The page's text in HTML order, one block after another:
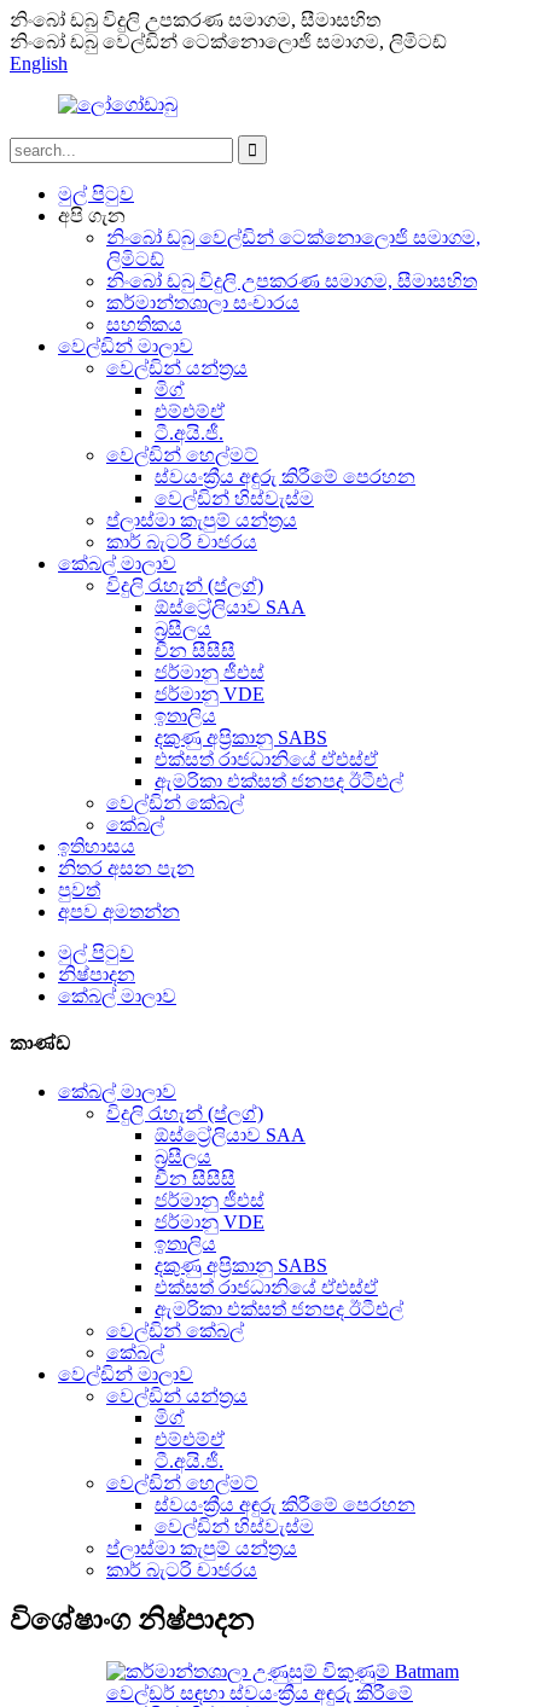
නිංබෝ ඩබු විදුලි උපකරණ සමාගම, සීමාසහිත
නිංබෝ ඩබු වෙල්ඩින් ටෙක්නොලොජි සමාගම, ලිමිටඩ්
English
මුල් පිටුව
අපි ගැන
නිංබෝ ඩබු වෙල්ඩින් ටෙක්නොලොජි සමාගම,
ලිමිටඩ්
නිංබෝ ඩබු විදුලි උපකරණ සමාගම, සීමාසහිත
කර්මාන්තශාලා සංචාරය
සහතිකය
වෙල්ඩින් මාලාව
වෙල්ඩින් යන්ත්‍රය
මිග්
එම්එම්ඒ
ටී.අයි.ජී.
වෙල්ඩින් හෙල්මට්
ස්වයංක්‍රීය අඳුරු කිරීමේ පෙරහන
වෙල්ඩින් හිස්වැස්ම
ප්ලාස්මා කැපුම් යන්ත්‍රය
කාර් බැටරි චාජරය
කේබල් මාලාව
විදුලි රැහැන් (ප්ලග්)
ඕස්ට්‍රේලියාව SAA
බ්‍රසීලය
චීන සීසීසී
ජර්මානු ජීඑස්
ජර්මානු VDE
ඉතාලිය
දකුණු අප්‍රිකානු SABS
එක්සත් රාජධානියේ ඒඑස්ඒ
ඇමරිකා එක්සත් ජනපද ඊටීඑල්
වෙල්ඩින් කේබල්
කේබල්
ඉතිහාසය
නිතර අසන පැන
පුවත්
අපව අමතන්න
මුල් පිටුව
නිෂ්පාදන
කේබල් මාලාව
කාණ්ඩ
කේබල් මාලාව
විදුලි රැහැන් (ප්ලග්)
ඕස්ට්‍රේලියාව SAA
බ්‍රසීලය
චීන සීසීසී
ජර්මානු ජීඑස්
ජර්මානු VDE
ඉතාලිය
දකුණු අප්‍රිකානු SABS
එක්සත් රාජධානියේ ඒඑස්ඒ
ඇමරිකා එක්සත් ජනපද ඊටීඑල්
වෙල්ඩින් කේබල්
කේබල්
වෙල්ඩින් මාලාව
වෙල්ඩින් යන්ත්‍රය
මිග්
එම්එම්ඒ
ටී.අයි.ජී.
වෙල්ඩින් හෙල්මට්
ස්වයංක්‍රීය අඳුරු කිරීමේ පෙරහන
වෙල්ඩින් හිස්වැස්ම
ප්ලාස්මා කැපුම් යන්ත්‍රය
කාර් බැටරි චාජරය
විශේෂාංග නිෂ්පාදන